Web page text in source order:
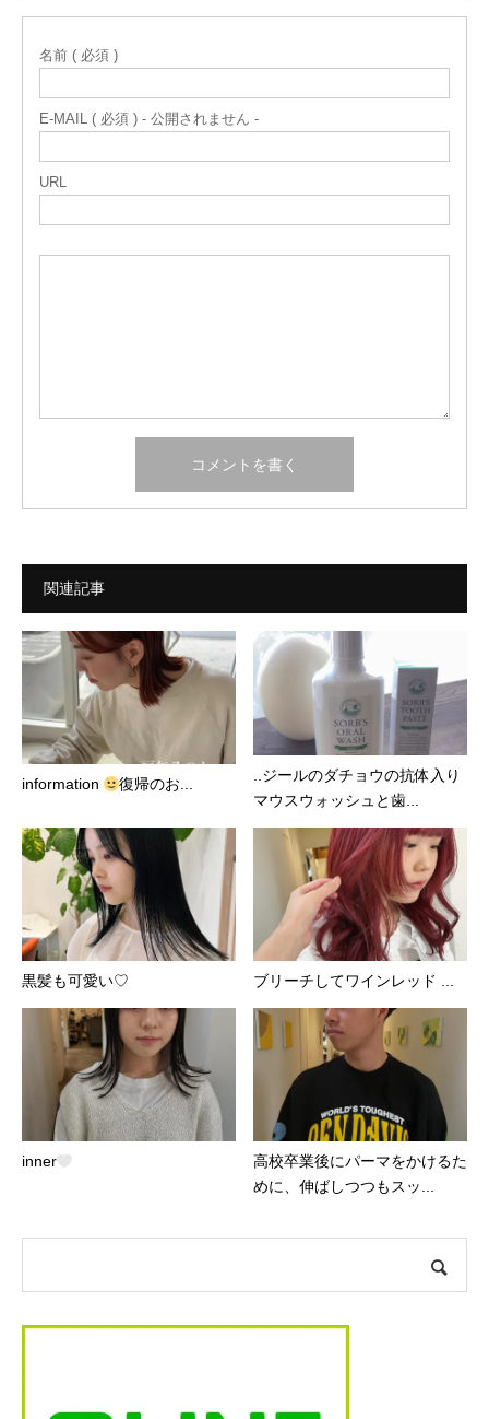
名前 ( 必須 )
E-MAIL ( 必須 ) - 公開されません -
URL
関連記事
information 復帰のお...
..ジールのダチョウの抗体入り
マウスウォッシュと歯...
黒髪も可愛い♡ ブリーチしてワインレッド️ ...
inner
高校卒業後にパーマをかけるた
めに、伸ばしつつもスッ...